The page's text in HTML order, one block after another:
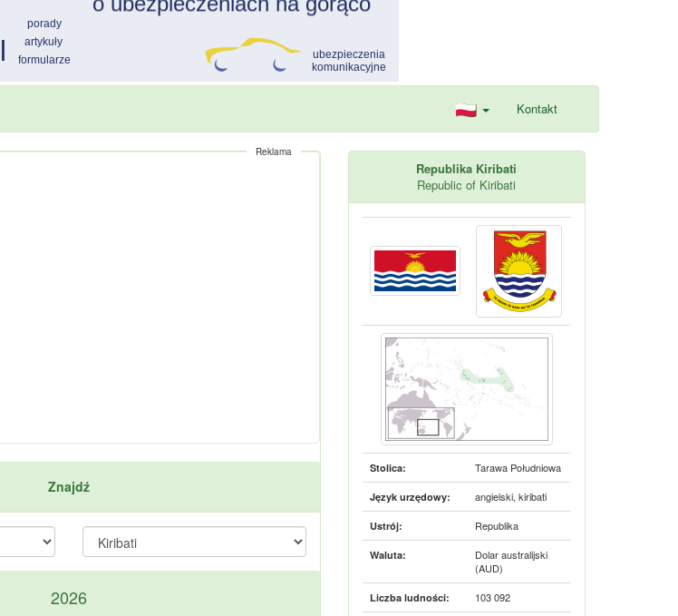
Kontakt
Reklama
Znajdź
2026
Republika Kiribati
Republic of Kiribati
Stolica: Tarawa Południowa
Język urzędowy: angielski, kiribati
Ustrój: Republika
Waluta:
Dolar australijski
(AUD)
Liczba ludności: 103 092